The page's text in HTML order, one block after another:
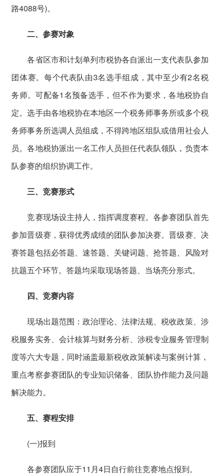
路4088号)。
二、参赛对象
各省区市和计划单列市税协各自派出一支代表队参加
团体赛。每个代表队由3名选手组成，其中至少有2名税
务师。可配备1名预备选手，但不作为要求，各地税协自
定。选手由各地税协在本地区一个税务师事务所或多个税
务师事务所选调人员组成，不得跨地区组队或借用社会人
员。各地税协派出一名工作人员担任代表队领队，负责本
队参赛的组织协调工作。
三、竞赛形式
竞赛现场设主持人，指挥调度赛程。各参赛团队首先
参加晋级赛，获得优秀成绩的团队参加决赛。晋级赛、决
赛答题包括必答题、速答题、关键词题、抢答题、风险对
抗题五个环节。答题均采取现场答题、当场亮分形式。
四、竞赛内容
现场出题范围：政治理论、法律法规、税收政策、涉
税服务实务、会计核算与财务分析、涉税专业服务管理制
度等六大专题，同时涵盖最新税收政策解读与案例计算，
重点考察参赛团队的专业知识储备、团队协作能力及问题
解决能力。
五、赛程安排
(一)报到
各参赛团队应于11月4日自行前往竞赛地点报到。